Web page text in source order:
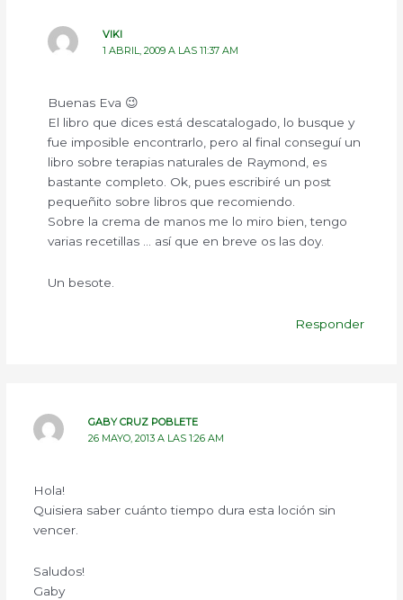
VIKI
1 ABRIL, 2009 A LAS 11:37 AM
Buenas Eva 😉
El libro que dices está descatalogado, lo busque y
fue imposible encontrarlo, pero al final conseguí un
libro sobre terapias naturales de Raymond, es
bastante completo. Ok, pues escribiré un post
pequeñito sobre libros que recomiendo.
Sobre la crema de manos me lo miro bien, tengo
varias recetillas … así que en breve os las doy.
Un besote.
Responder
GABY CRUZ POBLETE
26 MAYO, 2013 A LAS 1:26 AM
Hola!
Quisiera saber cuánto tiempo dura esta loción sin
vencer.
Saludos!
Gaby